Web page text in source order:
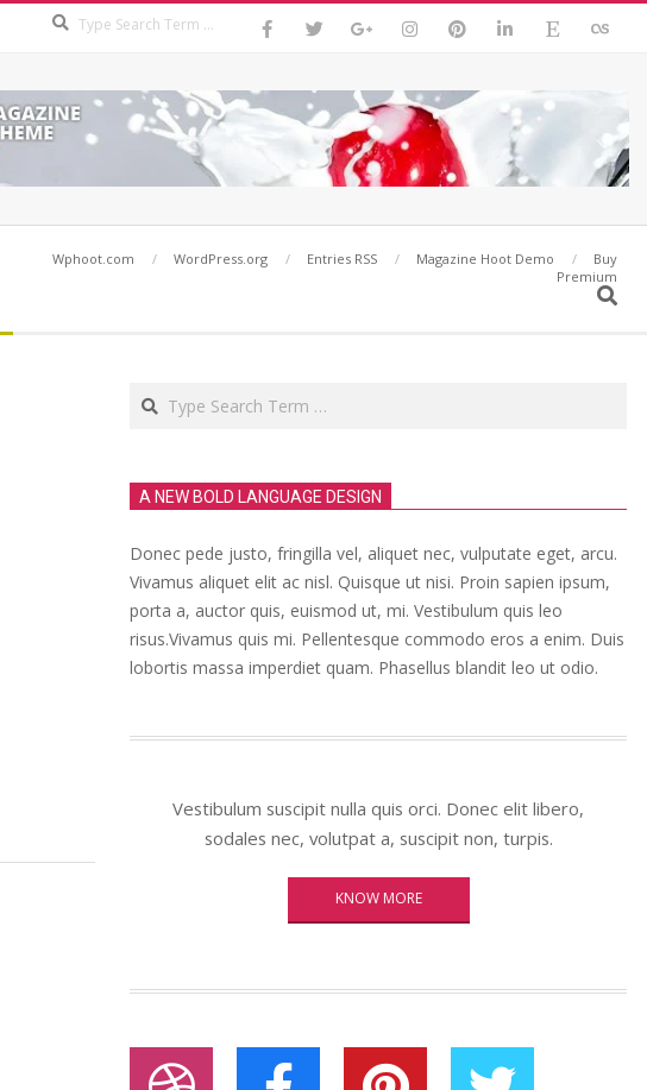
Wphoot.com WordPress.org Entries RSS Magazine Hoot Demo
Buy
Premium
Search
Search
A NEW BOLD LANGUAGE DESIGN
Donec pede justo, fringilla vel, aliquet nec, vulputate eget, arcu.
Vivamus aliquet elit ac nisl. Quisque ut nisi. Proin sapien ipsum,
porta a, auctor quis, euismod ut, mi. Vestibulum quis leo
risus.Vivamus quis mi. Pellentesque commodo eros a enim. Duis
lobortis massa imperdiet quam. Phasellus blandit leo ut odio.
Vestibulum suscipit nulla quis orci. Donec elit libero,
sodales nec, volutpat a, suscipit non, turpis.
KNOW MORE